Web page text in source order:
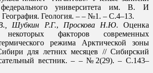
университета им. В. И
География. Геология. – – №1. – С.4–13.
Шубкин Р.Г., Проскова Н.Ю. Оценка
некоторых факторов современных
режима Арктической зоны
для летних месяцев // Сибирский
вестник. – – №2(29). – С.143–